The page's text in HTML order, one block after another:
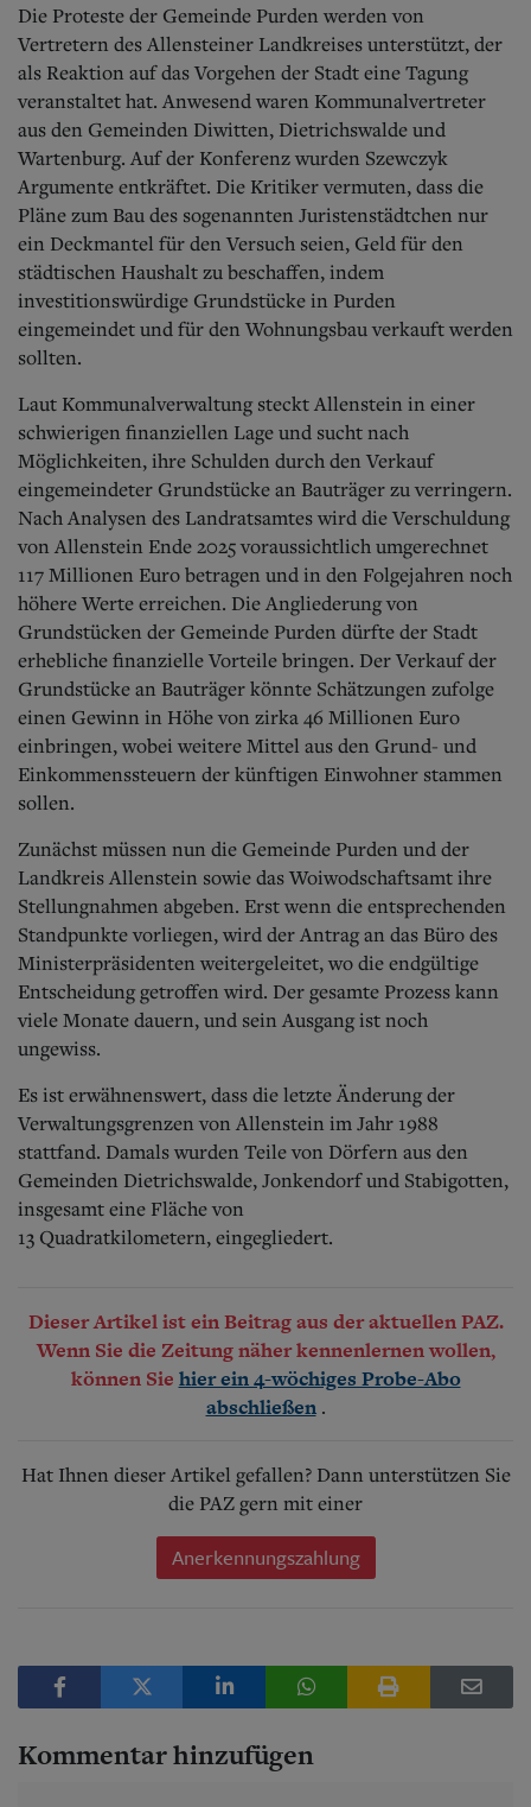
Die Proteste der Gemeinde Purden werden von
Vertretern des Allensteiner Landkreises unterstützt, der
als Reaktion auf das Vorgehen der Stadt eine Tagung
veranstaltet hat. Anwesend waren Kommunalvertreter
aus den Gemeinden Diwitten, Dietrichswalde und
Wartenburg. Auf der Konferenz wurden Szewczyk
Argumente entkräftet. Die Kritiker vermuten, dass die
Pläne zum Bau des sogenannten Juristenstädtchen nur
ein Deckmantel für den Versuch seien, Geld für den
städtischen Haushalt zu beschaffen, indem
investitionswürdige Grundstücke in Purden
eingemeindet und für den Wohnungsbau verkauft werden
sollten.
Laut Kommunalverwaltung steckt Allenstein in einer
schwierigen finanziellen Lage und sucht nach
Möglichkeiten, ihre Schulden durch den Verkauf
eingemeindeter Grundstücke an Bauträger zu verringern.
Nach Analysen des Landratsamtes wird die Verschuldung
von Allenstein Ende 2025 voraussichtlich umgerechnet
117 Millionen Euro betragen und in den Folgejahren noch
höhere Werte erreichen. Die Angliederung von
Grundstücken der Gemeinde Purden dürfte der Stadt
erhebliche finanzielle Vorteile bringen. Der Verkauf der
Grundstücke an Bauträger könnte Schätzungen zufolge
einen Gewinn in Höhe von zirka 46 Millionen Euro
einbringen, wobei weitere Mittel aus den Grund- und
Einkommenssteuern der künftigen Einwohner stammen
sollen.
Zunächst müssen nun die Gemeinde Purden und der
Landkreis Allenstein sowie das Woiwodschaftsamt ihre
Stellungnahmen abgeben. Erst wenn die entsprechenden
Standpunkte vorliegen, wird der Antrag an das Büro des
Ministerpräsidenten weitergeleitet, wo die endgültige
Entscheidung getroffen wird. Der gesamte Prozess kann
viele Monate dauern, und sein Ausgang ist noch
ungewiss.
Es ist erwähnenswert, dass die letzte Änderung der
Verwaltungsgrenzen von Allenstein im Jahr 1988
stattfand. Damals wurden Teile von Dörfern aus den
Gemeinden Dietrichswalde, Jonkendorf und Stabigotten,
insgesamt eine Fläche von
13 Quadratkilometern, eingegliedert.
Dieser Artikel ist ein Beitrag aus der aktuellen PAZ.
Wenn Sie die Zeitung näher kennenlernen wollen,
können Sie hier ein 4-wöchiges Probe-Abo
abschließen .
Hat Ihnen dieser Artikel gefallen? Dann unterstützen Sie
die PAZ gern mit einer
Anerkennungszahlung
Kommentar hinzufügen